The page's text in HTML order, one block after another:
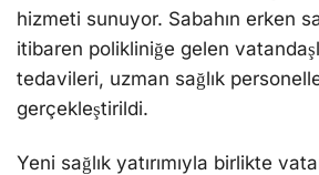
hizmeti sunuyor. Sabahın erken
itibaren polikliniğe gelen
tedavileri, uzman sağlık
gerçekleştirildi.
Yeni sağlık yatırımıyla birlikte